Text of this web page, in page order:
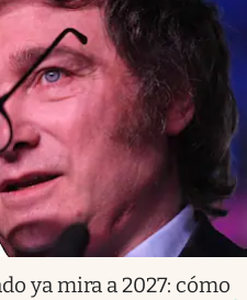
ya mira a 2027: cómo